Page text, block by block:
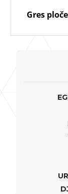
Gres ploče